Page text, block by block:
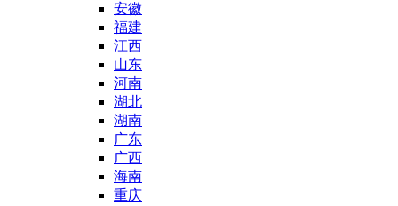
安徽
福建
江西
山东
河南
湖北
湖南
广东
广西
海南
重庆